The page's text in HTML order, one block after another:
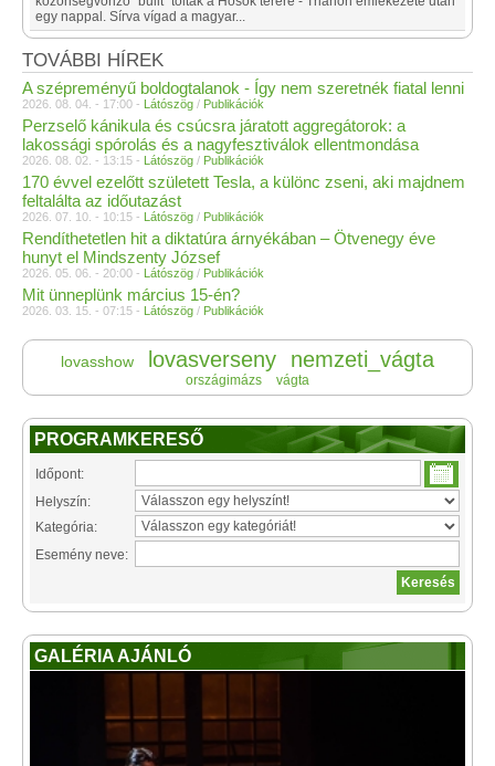
egy nappal. Sírva vígad a magyar...
TOVÁBBI HÍREK
A szépreményű boldogtalanok - Így nem szeretnék fiatal lenni
2026. 08. 04. - 17:00 - Látószög / Publikációk
Perzselő kánikula és csúcsra járatott aggregátorok: a
lakossági spórolás és a nagyfesztiválok ellentmondása
2026. 08. 02. - 13:15 - Látószög / Publikációk
170 évvel ezelőtt született Tesla, a különc zseni, aki majdnem
feltalálta az időutazást
2026. 07. 10. - 10:15 - Látószög / Publikációk
Rendíthetetlen hit a diktatúra árnyékában – Ötvenegy éve
hunyt el Mindszenty József
2026. 05. 06. - 20:00 - Látószög / Publikációk
Mit ünneplünk március 15-én?
2026. 03. 15. - 07:15 - Látószög / Publikációk
lovasshow lovasverseny nemzeti_vágta
országimázs vágta
PROGRAMKERESŐ
Időpont:
Helyszín:
Kategória:
Esemény neve:
GALÉRIA AJÁNLÓ